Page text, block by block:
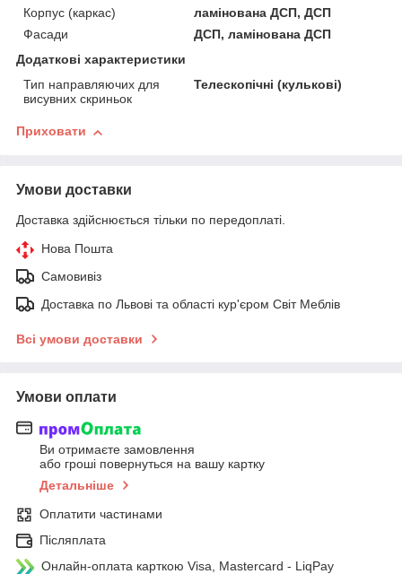
Корпус (каркас)
ламінована ДСП, ДСП
Фасади
ДСП, ламінована ДСП
Додаткові характеристики
Тип направляючих для
висувних скриньок
Телескопічні (кулькові)
Приховати
Умови доставки
Доставка здійснюється тільки по передоплаті.
Нова Пошта
Самовивіз
Доставка по Львові та області кур'єром Світ Меблів
Всі умови доставки
Умови оплати
Ви отримаєте замовлення
або гроші повернуться на вашу картку
Детальніше
Оплатити частинами
Післяплата
Онлайн-оплата карткою Visa, Mastercard - LiqPay